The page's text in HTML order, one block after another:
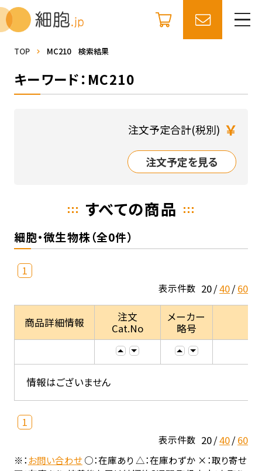
TOP MC210 検索結果
キーワード：MC210
注文予定合計(税別) ￥
注文予定を見る
すべての商品
細胞・微生物株（全0件）
1
表示件数 20 40 60
商品詳細情報
注文
Cat.No
メーカー
略号
情報はございません
1
表示件数 20 40 60
※：お問い合わせ○：在庫あり △：在庫わずか ×：取り寄せ